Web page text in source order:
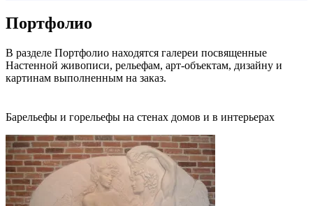
Портфолио
В разделе Портфолио находятся галереи посвященные
Настенной живописи, рельефам, арт-объектам, дизайну и
картинам выполненным на заказ.
Барельефы и горельефы на стенах домов и в интерьерах